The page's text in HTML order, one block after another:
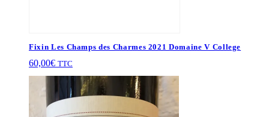
Fixin Les Champs des Charmes 2021 Domaine V College
60,00€ TTC